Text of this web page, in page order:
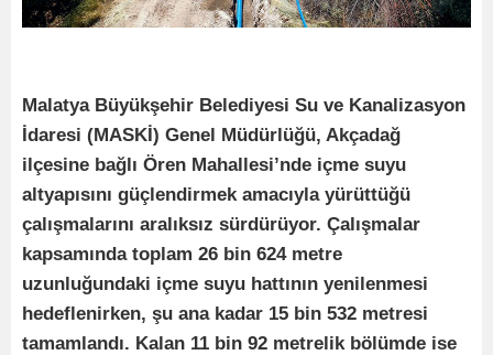
Malatya Büyükşehir Belediyesi Su ve Kanalizasyon
İdaresi (MASKİ) Genel Müdürlüğü, Akçadağ
ilçesine bağlı Ören Mahallesi’nde içme suyu
altyapısını güçlendirmek amacıyla yürüttüğü
çalışmalarını aralıksız sürdürüyor. Çalışmalar
kapsamında toplam 26 bin 624 metre
uzunluğundaki içme suyu hattının yenilenmesi
hedeflenirken, şu ana kadar 15 bin 532 metresi
tamamlandı. Kalan 11 bin 92 metrelik bölümde ise